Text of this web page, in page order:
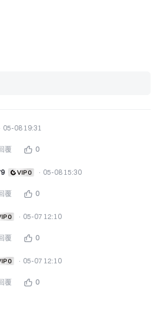
05-08 19:31
覆 0
· 05-08 15:30
覆 0
· 05-07 12:10
覆 0
· 05-07 12:10
覆 0